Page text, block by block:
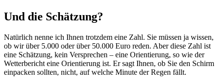
Und die Schätzung?
Natürlich nenne ich Ihnen trotzdem eine Zahl. Sie müssen ja wissen,
ob wir über 5.000 oder über 50.000 Euro reden. Aber diese Zahl ist
eine Schätzung, kein Versprechen – eine Orientierung, so wie der
Wetterbericht eine Orientierung ist. Er sagt Ihnen, ob Sie den Schirm
einpacken sollten, nicht, auf welche Minute der Regen fällt.